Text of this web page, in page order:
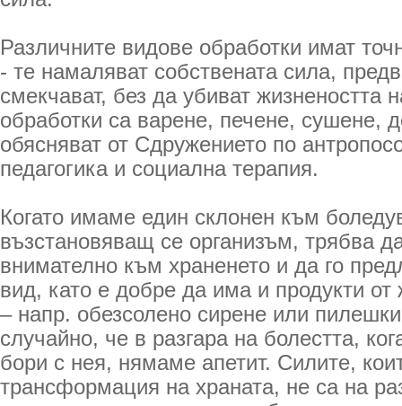
Различните видове обработки имат
- те намаляват собствената сила,
смекчават, без да убиват жизнеността
обработки са варене, печене, сушене,
обясняват от Сдружението по
педагогика и социална терапия.
Когато имаме един склонен към
възстановяващ се организъм, трябва
внимателно към храненето и да го
вид, като е добре да има и продукти от
– напр. обезсолено сирене или
случайно, че в разгара на болестта,
бори с нея, нямаме апетит. Силите,
трансформация на храната, не са на